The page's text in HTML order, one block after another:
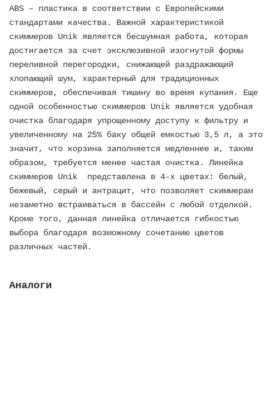
ABS – пластика в соответствии с Европейскими
стандартами качества. Важной характеристикой
скиммеров Unik является бесшумная работа, которая
достигается за счет эксклюзивной изогнутой формы
переливной перегородки, снижающей раздражающий
хлопающий шум, характерный для традиционных
скиммеров, обеспечивая тишину во время купания. Еще
одной особенностью скиммеров Unik является удобная
очистка благодаря упрощенному доступу к фильтру и
увеличенному на 25% баку общей емкостью 3,5 л, а это
значит, что корзина заполняется медленнее и, таким
образом, требуется менее частая очистка. Линейка
скиммеров Unik представлена в 4-х цветах: белый,
бежевый, серый и антрацит, что позволяет скиммерам
незаметно встраиваться в бассейн с любой отделкой.
Кроме того, данная линейка отличается гибкостью
выбора благодаря возможному сочетанию цветов
различных частей.
Аналоги